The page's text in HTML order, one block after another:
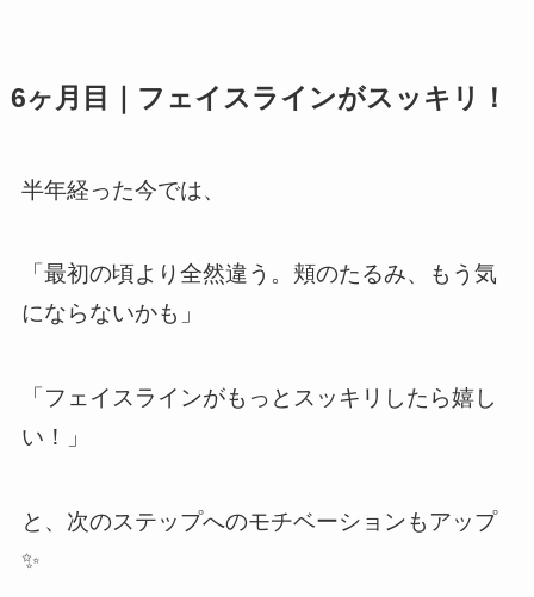
6ヶ月目｜フェイスラインがスッキリ！
半年経った今では、
「最初の頃より全然違う。頬のたるみ、もう気
にならないかも」
「フェイスラインがもっとスッキリしたら嬉し
い！」
と、次のステップへのモチベーションもアップ
✨